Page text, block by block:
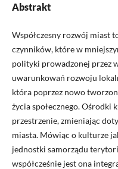
Abstrakt
Współczesny rozwój miast
czynników, które w
polityki prowadzonej przez
uwarunkowań rozwoju
która poprzez nowo
życia społecznego.
przestrzenie, zmieniając
miasta. Mówiąc o kulturze
jednostki samorządu
współcześnie jest ona